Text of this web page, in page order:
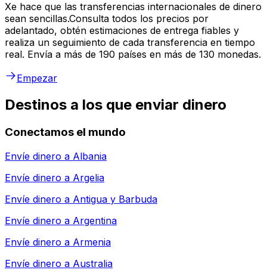
Xe hace que las transferencias internacionales de dinero
sean sencillas.Consulta todos los precios por
adelantado, obtén estimaciones de entrega fiables y
realiza un seguimiento de cada transferencia en tiempo
real. Envía a más de 190 países en más de 130 monedas.
Empezar
Destinos a los que enviar dinero
Conectamos el mundo
Envíe dinero a Albania
Envíe dinero a Argelia
Envíe dinero a Antigua y Barbuda
Envíe dinero a Argentina
Envíe dinero a Armenia
Envíe dinero a Australia